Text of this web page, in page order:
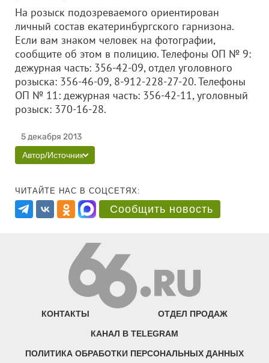
На розыск подозреваемого ориентирован
личный состав екатеринбургского гарнизона.
Если вам знаком человек на фотографии,
сообщите об этом в полицию. Телефоны ОП № 9:
дежурная часть: 356-42-09, отдел уголовного
розыска: 356-46-09, 8-912-228-27-20. Телефоны
ОП № 11: дежурная часть: 356-42-11, уголовный
розыск: 370-16-28.
5 декабря 2013
Автор/Источник
ЧИТАЙТЕ НАС В СОЦСЕТЯХ:
Сообщить новость
КОНТАКТЫ ОТДЕЛ ПРОДАЖ
КАНАЛ В TELEGRAM
ПОЛИТИКА ОБРАБОТКИ ПЕРСОНАЛЬНЫХ ДАННЫХ